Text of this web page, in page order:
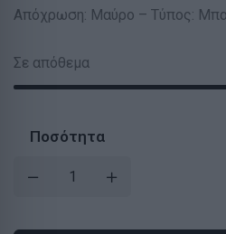
Απόχρωση: Μαύρο – Τύπος:
Σε απόθεμα
Ποσότητα